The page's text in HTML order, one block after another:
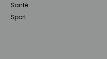
Santé
Sport